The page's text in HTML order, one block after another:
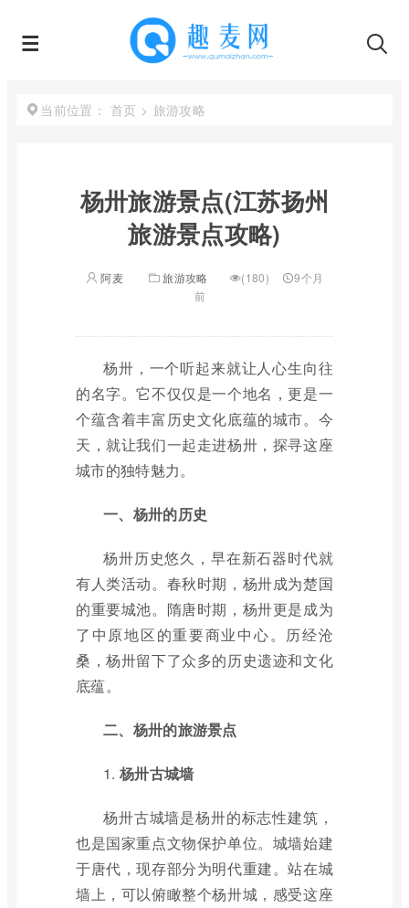
当前位置： 首页 > 旅游攻略
杨卅旅游景点(江苏扬州
旅游景点攻略)
阿麦 旅游攻略 (180)
9个月
前
杨卅，一个听起来就让人心生向往
的名字。它不仅仅是一个地名，更是一
个蕴含着丰富历史文化底蕴的城市。今
天，就让我们一起走进杨卅，探寻这座
城市的独特魅力。
一、杨卅的历史
杨卅历史悠久，早在新石器时代就
有人类活动。春秋时期，杨卅成为楚国
的重要城池。隋唐时期，杨卅更是成为
了中原地区的重要商业中心。历经沧
桑，杨卅留下了众多的历史遗迹和文化
底蕴。
二、杨卅的旅游景点
1. 杨卅古城墙
杨卅古城墙是杨卅的标志性建筑，
也是国家重点文物保护单位。城墙始建
于唐代，现存部分为明代重建。站在城
墙上，可以俯瞰整个杨卅城，感受这座